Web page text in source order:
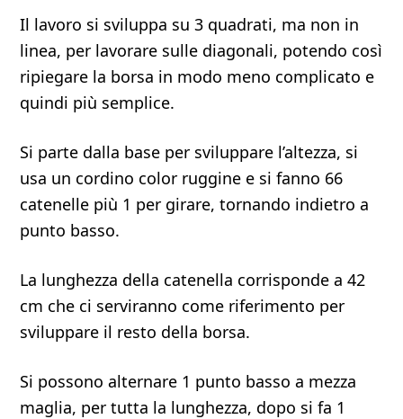
Il lavoro si sviluppa su 3 quadrati, ma non in
linea, per lavorare sulle diagonali, potendo così
ripiegare la borsa in modo meno complicato e
quindi più semplice.
Si parte dalla base per sviluppare l’altezza, si
usa un cordino color ruggine e si fanno 66
catenelle più 1 per girare, tornando indietro a
punto basso.
La lunghezza della catenella corrisponde a 42
cm che ci serviranno come riferimento per
sviluppare il resto della borsa.
Si possono alternare 1 punto basso a mezza
maglia, per tutta la lunghezza, dopo si fa 1